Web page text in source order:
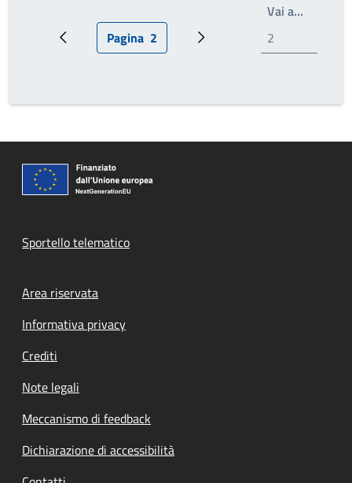
Pagina precedentePagina attuale
Pagina 2 Prossima pagina
Vai a…
Sportello telematico
Footer menu
Area riservata
Informativa privacy
Crediti
Note legali
Meccanismo di feedback
Dichiarazione di accessibilità